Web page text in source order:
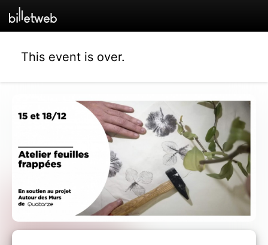
This event is over.